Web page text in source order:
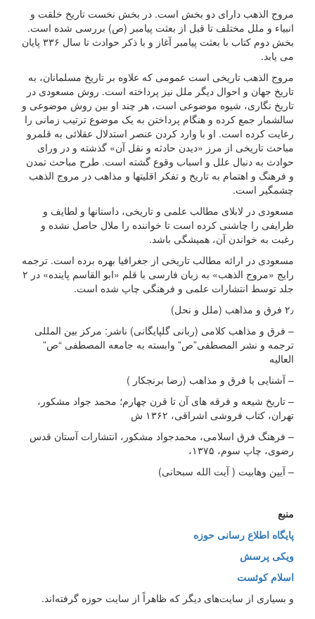
مروج الذهب دارای دو بخش است. در بخش نخست تاریخ خلقت و
انبیاء و ملل مختلف تا قبل از بعثت پیامبر (ص) بررسی شده است.
بخش دوم کتاب با بعثت پیامبر آغاز و با ذکر حوادث تا سال ۳۳۶ پایان
می یابد.
مروج الذهب تاریخی است عمومی که علاوه بر تاریخ مسلمانان، به
تاریخ جهان و احوال دیگر ملل نیز پرداخته است. روش مسعودی در
تاریخ نگاری، شیوه موضوعی است، هر چند او بین روش موضوعی و
سالشمار جمع کرده و هنگام پرداختن به یک موضوع ترتیب زمانی را
رعایت کرده است. او با وارد کردن عنصر استدلال عقلائی به قلمرو
مباحث تاریخی از مرز «دیدن حادثه و نقل آن» گذشته و در ورای
حوادث به دنبال علل و اسباب وقوع گشته است. طرح مباحث تمدن
و فرهنگ و اهتمام به تاریخ و تفکر اقلیتها و مذاهب در مروج الذهب
چشمگیر است.
مسعودی در لابلای مطالب علمی و تاریخی، داستانها و لطایف و
ظرایفی را چاشنی کرده است تا خواننده را ملال حاصل نشده و
رغبت به خواندن آن، همیشگی باشد.
مسعودی در ارائه مطالب تاریخی از جغرافیا بهره برده است. ترجمه
رایج «مروج الذهب» به زبان فارسی با قلم «ابو القاسم پاینده» در ۲
جلد توسط انتشارات علمی و فرهنگی چاپ شده است.
۲٫ فرق و مذاهب (ملل و نحل)
– فرق و مذاهب کلامی (ربانی گلپایگانی) ناشر: مرکز بین المللی
ترجمه و نشر المصطفی”ص” وابسته به جامعه المصطفی “ص”
العالیه
– آشنایی با فرق و مذاهب (رضا برنجکار )
– تاریخ شیعه و فرقه های آن تا قرن چهارم؛ محمد جواد مشکور،
تهران، کتاب فروشی اشراقی، ۱۳۶۲ ش
– فرهنگ فرق اسلامی، محمدجواد مشکور، انتشارات آستان قدس
رضوی، چاپ سوم، ۱۳۷۵،
– آیین وهابیت ( آیت الله سبحانی)
منبع
پایگاه اطلاع رسانی حوزه
ویکی پرسش
اسلام کوئست
و بسیاری از سایت‌های دیگر که ظاهراً از سایت حوزه گرفته‌اند.